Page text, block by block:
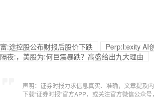
富:途控股公布财报后股价下跌
Perp:l:exity AI
隔夜:，美股为:何巨震暴跌？高盛给出九大理由
声明：证券时报力求信息真实、准确，文章提及
下载“证券时报”官方APP，或关注官方微信公众